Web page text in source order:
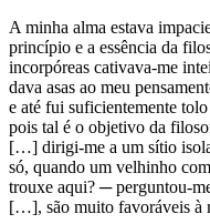
A minha alma estava
princípio e a essência da
incorpóreas cativava-me
dava asas ao meu
e até fui suficientemente
pois tal é o objetivo da
[…] dirigi-me a um sítio
só, quando um velhinho
trouxe aqui? ─ perguntou-
[…], são muito favoráveis à